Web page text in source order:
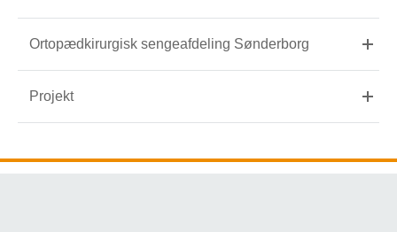
Ortopædkirurgisk sengeafdeling Sønderborg
Projekt